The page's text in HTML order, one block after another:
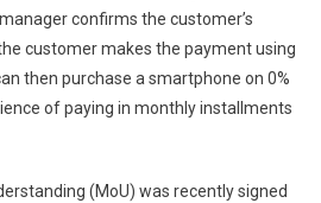
confirms the customer’s
customer makes the payment using
then purchase a smartphone on 0%
of paying in monthly installments
(MoU) was recently signed